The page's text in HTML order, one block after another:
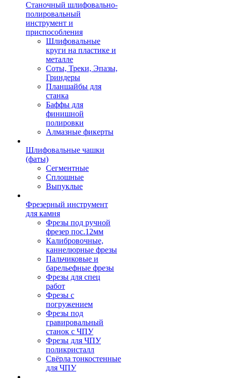
Станочный шлифовально-
полировальный
инструмент и
приспособления
Шлифовальные
круги на пластике и
металле
Соты, Треки, Эпазы,
Гриндеры
Планшайбы для
станка
Баффы для
финишной
полировки
Алмазные фикерты
Шлифовальные чашки
(фаты)
Сегментные
Сплошные
Выпуклые
Фрезерный инструмент
для камня
Фрезы под ручной
фрезер пос.12мм
Калибровочные,
каннелюрные фрезы
Пальчиковые и
барельефные фрезы
Фрезы для спец
работ
Фрезы с
погружением
Фрезы под
гравировальный
станок с ЧПУ
Фрезы для ЧПУ
поликристалл
Свёрла тонкостенные
для ЧПУ